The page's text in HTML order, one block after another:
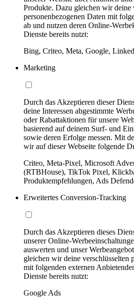
Produkte. Dazu gleichen wir deine
personenbezogenen Daten mit
ab und nutzen deren Online-
Dienste bereits nutzt:
Bing, Criteo, Meta, Google,
Marketing
Durch das Akzeptieren dieser
deine Interessen abgestimmte
oder Rabattaktionen für unsere
basierend auf deinem Surf- und
sowie deren Erfolge messen. Mit
wir auf dieser Webseite folgende
Criteo, Meta-Pixel, Microsoft
(RTBHouse), TikTok Pixel,
Produktempfehlungen, Ads
Erweitertes Conversion-Tracking
Durch das Akzeptieren dieses
unserer Online-
auswerten und unser
gleichen wir deine verschlüsselten
mit folgenden externen
Dienste bereits nutzt:
Google Ads